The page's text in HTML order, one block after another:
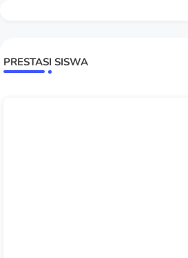
PRESTASI SISWA